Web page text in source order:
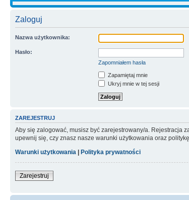
Zaloguj
Nazwa użytkownika:
Hasło:
Zapomniałem hasła
Zapamiętaj mnie
Ukryj mnie w tej sesji
ZAREJESTRUJ
Aby się zalogować, musisz być zarejestrowany/a. Rejestracja
upewnij się, czy znasz nasze warunki użytkowania oraz
Warunki użytkowania | Polityka prywatności
Zarejestruj